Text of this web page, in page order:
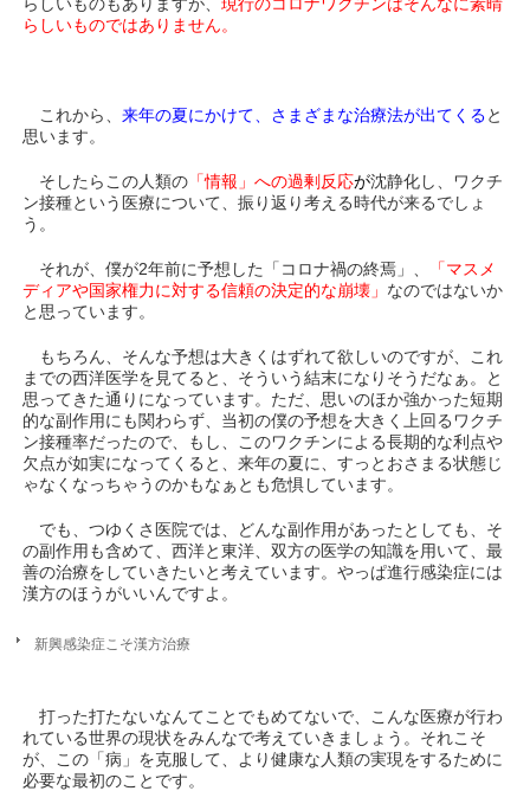
らしいものではありません。
これから、来年の夏にかけて、さまざまな治療法が出てくると
思います。
そしたらこの人類の 「情報」への過剰反応が沈静化し、ワクチ
ン接種という医療について、振り返り考える時代が来るでしょ
う。
それが、僕が2年前に予想した「コロナ禍の終焉」、
「マスメ
ディアや国家権力に対する信頼の決定的な崩壊」 なのではないか
と思っています。
もちろん、そんな予想は大きくはずれて欲しいのですが、これ
までの西洋医学を見てると、そういう結末になりそうだなぁ。と
思ってきた通りになっています。ただ、思いのほか強かった短期
的な副作用にも関わらず、当初の僕の予想を大きく上回るワクチ
ン接種率だったので、もし、このワクチンによる長期的な利点や
欠点が如実になってくると、来年の夏に、すっとおさまる状態じ
ゃなくなっちゃうのかもなぁとも危惧しています。
でも、つゆくさ医院では、どんな副作用があったとしても、そ
の副作用も含めて、西洋と東洋、双方の医学の知識を用いて、最
善の治療をしていきたいと考えています。やっぱ進行感染症には
漢方のほうがいいんですよ。
新興感染症こそ漢方治療
打った打たないなんてことでもめてないで、こんな医療が行わ
れている世界の現状をみんなで考えていきましょう。それこそ
が、この「病」を克服して、より健康な人類の実現をするために
必要な最初のことです。